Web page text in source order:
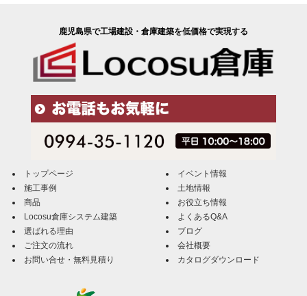
鹿児島県で工場建設・倉庫建築を低価格で実現する
トップページ
施工事例
商品
Locosu倉庫システム建築
選ばれる理由
ご注文の流れ
お問い合せ・無料見積り
イベント情報
土地情報
お役立ち情報
よくあるQ&A
ブログ
会社概要
カタログダウンロード